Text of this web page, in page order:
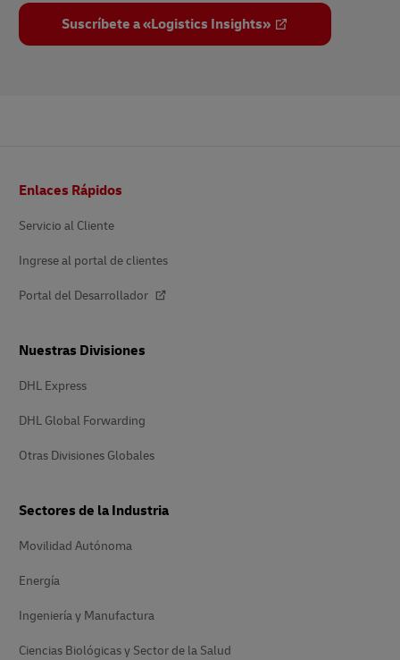
Suscríbete a «Logistics Insights»
de
Enlaces Rápidos
Servicio al Cliente
Ingrese al portal de clientes
Portal del Desarrollador
Nuestras Divisiones
DHL Express
DHL Global Forwarding
Otras Divisiones Globales
Sectores de la Industria
Movilidad Autónoma
Energía
Ingeniería y Manufactura
Ciencias Biológicas y Sector de la Salud